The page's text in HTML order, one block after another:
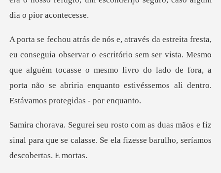
Baixar App
scritório sem ser vista. Mesmo
que alguém tocasse o mesmo livro do lado de fora, a
port
mãos e fiz
sinal para que se calasse. Se ela f